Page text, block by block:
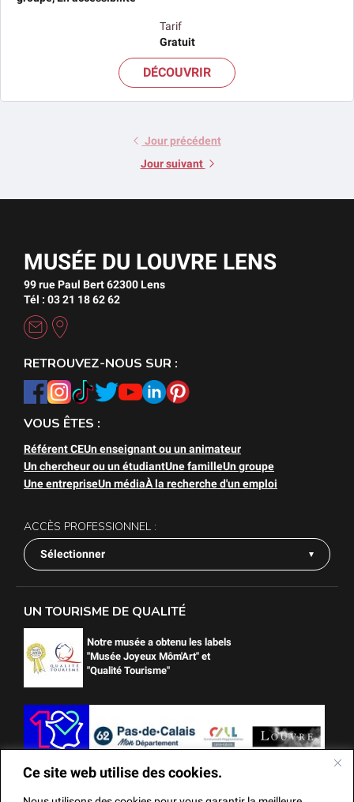
Ce site web utilise des cookies.
Tarif
Gratuit
DÉCOUVRIR
Jour précédent
Jour suivant
MUSÉE DU LOUVRE LENS
99 rue Paul Bert 62300 Lens
Tél : 03 21 18 62 62
RETROUVEZ-NOUS SUR :
VOUS ÊTES :
Référent CEUn enseignant ou un animateur
Un chercheur ou un étudiantUne familleUn groupe
Une entrepriseUn médiaÀ la recherche d'un emploi
ACCÈS PROFESSIONNEL :
Sélectionner
UN TOURISME DE QUALITÉ
Notre musée a obtenu les labels
"Musée Joyeux Môm'Art" et
"Qualité Tourisme"